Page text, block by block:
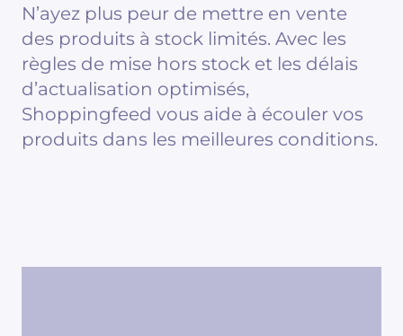
N’ayez plus peur de mettre en vente
des produits à stock limités. Avec les
règles de mise hors stock et les délais
d’actualisation optimisés,
Shoppingfeed vous aide à écouler vos
produits dans les meilleures conditions.